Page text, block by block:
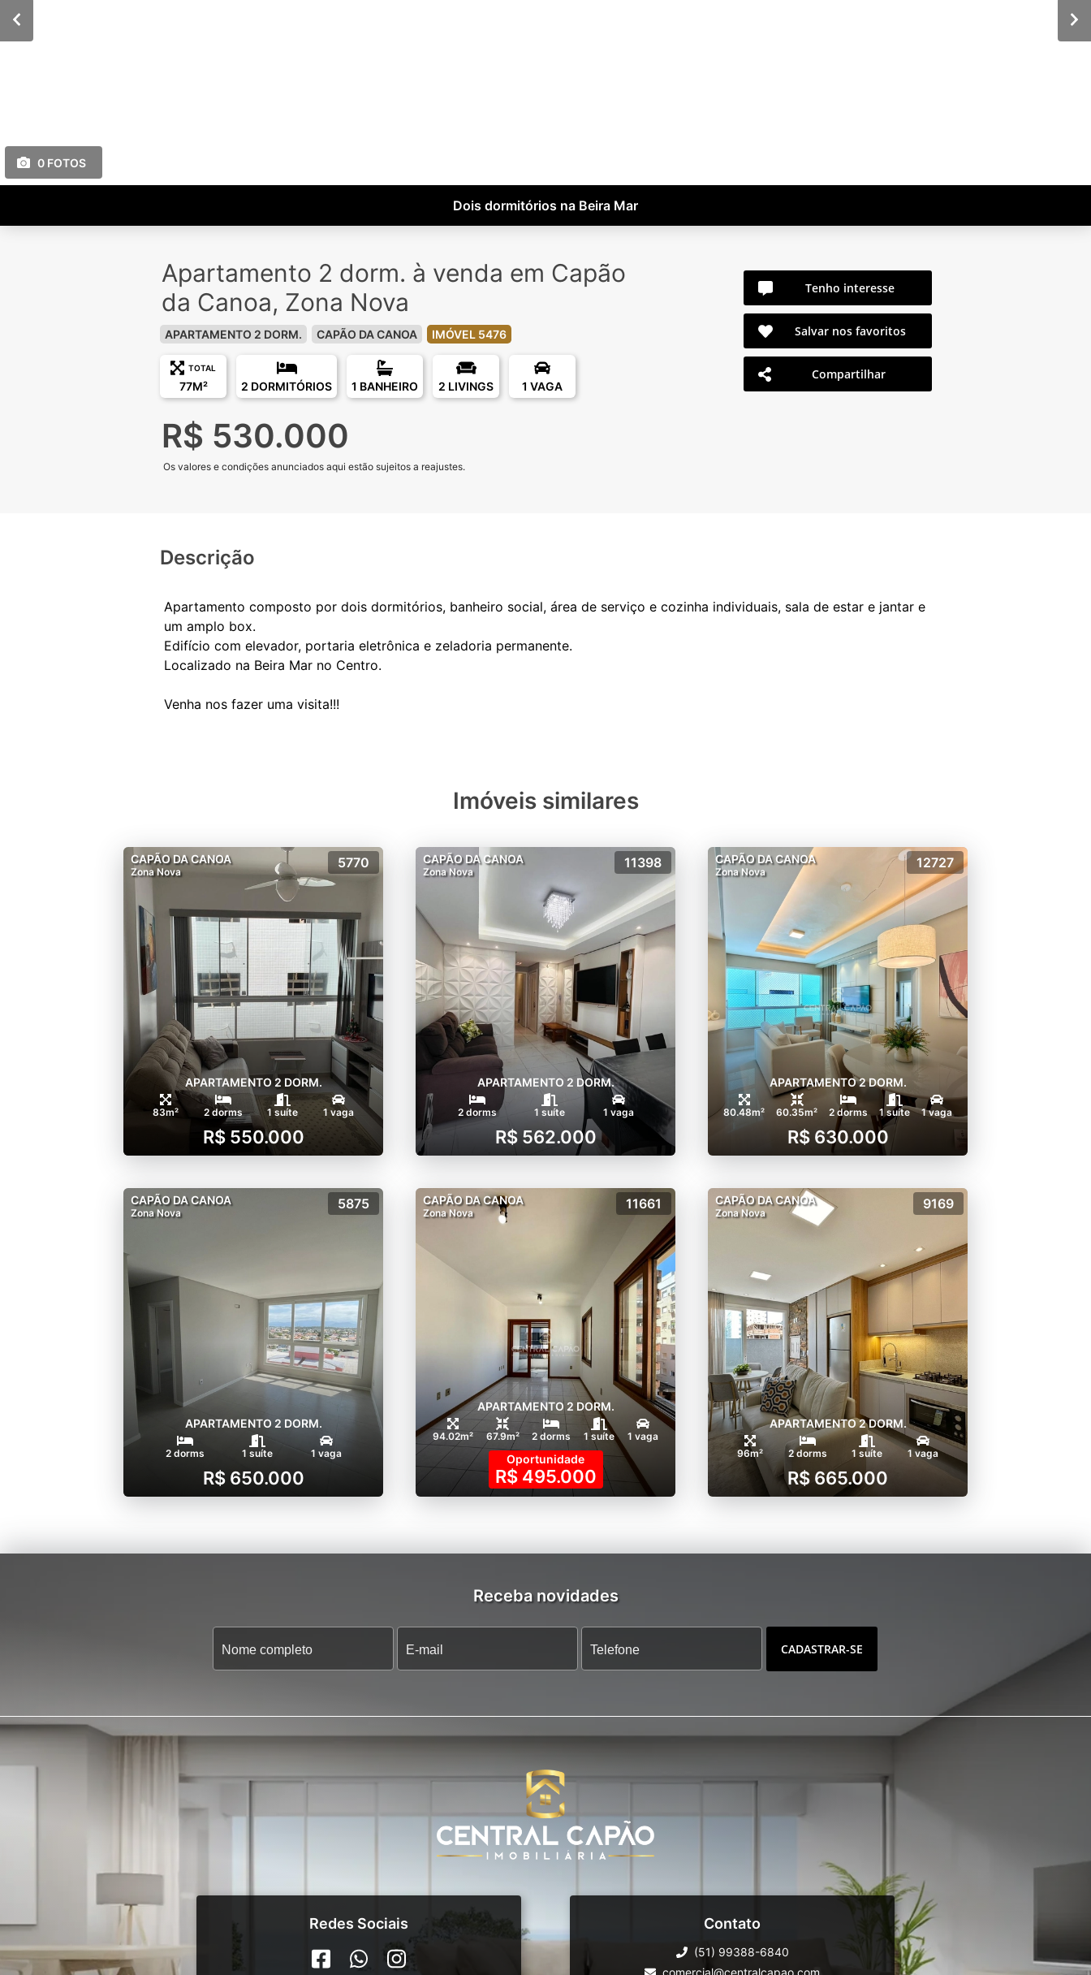
0 FOTOS
Dois dormitórios na Beira Mar
Apartamento 2 dorm. à venda em Capão
da Canoa, Zona Nova
APARTAMENTO 2 DORM. CAPÃO DA CANOA IMÓVEL 5476
TOTAL
77M² 2 DORMITÓRIOS 1 BANHEIRO 2 LIVINGS 1 VAGA
R$ 530.000
Os valores e condições anunciados aqui estão sujeitos a reajustes.
Tenho interesse
Salvar nos favoritos
Compartilhar
Descrição
Apartamento composto por dois dormitórios, banheiro social, área de serviço e cozinha individuais, sala de estar e jantar e
um amplo box.
Edifício com elevador, portaria eletrônica e zeladoria permanente.
Localizado na Beira Mar no Centro.
Imóveis similares
CAPÃO DA CANOA
Zona Nova
5770
APARTAMENTO 2 DORM.
83m² 2 dorms 1 suíte 1 vaga
R$ 550.000
CAPÃO DA CANOA
Zona Nova
11398
APARTAMENTO 2 DORM.
2 dorms 1 suíte 1 vaga
R$ 562.000
CAPÃO DA CANOA
Zona Nova
12727
APARTAMENTO 2 DORM.
80.48m² 60.35m² 2 dorms 1 suíte 1 vaga
R$ 630.000
CAPÃO DA CANOA
Zona Nova
5875
APARTAMENTO 2 DORM.
2 dorms 1 suíte 1 vaga
R$ 650.000
CAPÃO DA CANOA
Zona Nova
11661
APARTAMENTO 2 DORM.
94.02m² 67.9m² 2 dorms 1 suíte 1 vaga
Oportunidade
R$ 495.000
CAPÃO DA CANOA
Zona Nova
9169
APARTAMENTO 2 DORM.
96m² 2 dorms 1 suíte 1 vaga
R$ 665.000
Receba novidades
CADASTRAR-SE
Redes Sociais Contato
(51) 99388-6840
comercial@centralcapao.com